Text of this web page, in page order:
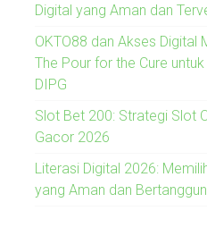
Digital yang Aman dan
OKTO88 dan Akses Digital
The Pour for the Cure
DIPG
Slot Bet 200: Strategi Slot
Gacor 2026
Literasi Digital 2026:
yang Aman dan